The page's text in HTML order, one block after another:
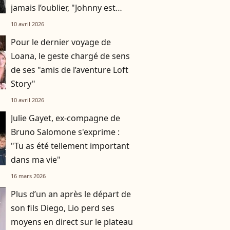
jamais l’oublier, "Johnny est
notre idole"
10 avril 2026
Pour le dernier voyage de
Loana, le geste chargé de sens
de ses "amis de l’aventure Loft
Story"
10 avril 2026
Julie Gayet, ex-compagne de
Bruno Salomone s'exprime :
"Tu as été tellement important
dans ma vie"
16 mars 2026
Plus d’un an après le départ de
son fils Diego, Lio perd ses
moyens en direct sur le plateau